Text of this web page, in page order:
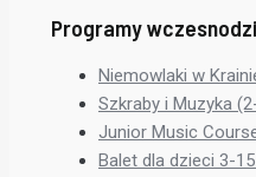
Programy
Niemowlaki w
Szkraby i Muzyka
Junior Music
Balet dla dzieci 3-